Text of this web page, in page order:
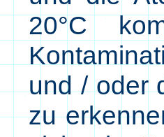
20°C
und / oder
zu